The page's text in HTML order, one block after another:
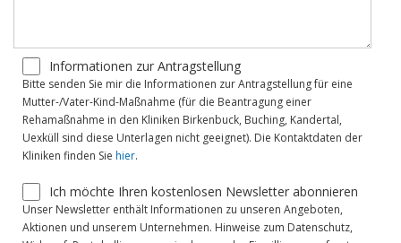
Informationen zur Antragstellung
Bitte senden Sie mir die Informationen zur Antragstellung für eine
Mutter-/Vater-Kind-Maßnahme (für die Beantragung einer
Rehamaßnahme in den Kliniken Birkenbuck, Buching, Kandertal,
Uexküll sind diese Unterlagen nicht geeignet). Die Kontaktdaten der
Kliniken finden Sie hier.
Ich möchte Ihren kostenlosen Newsletter abonnieren
Unser Newsletter enthält Informationen zu unseren Angeboten,
Aktionen und unserem Unternehmen. Hinweise zum Datenschutz,